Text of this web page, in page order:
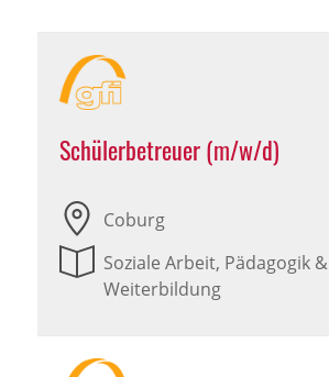
Schülerbetreuer (m/w/d)
Coburg
Soziale Arbeit, Pädagogik &
Weiterbildung